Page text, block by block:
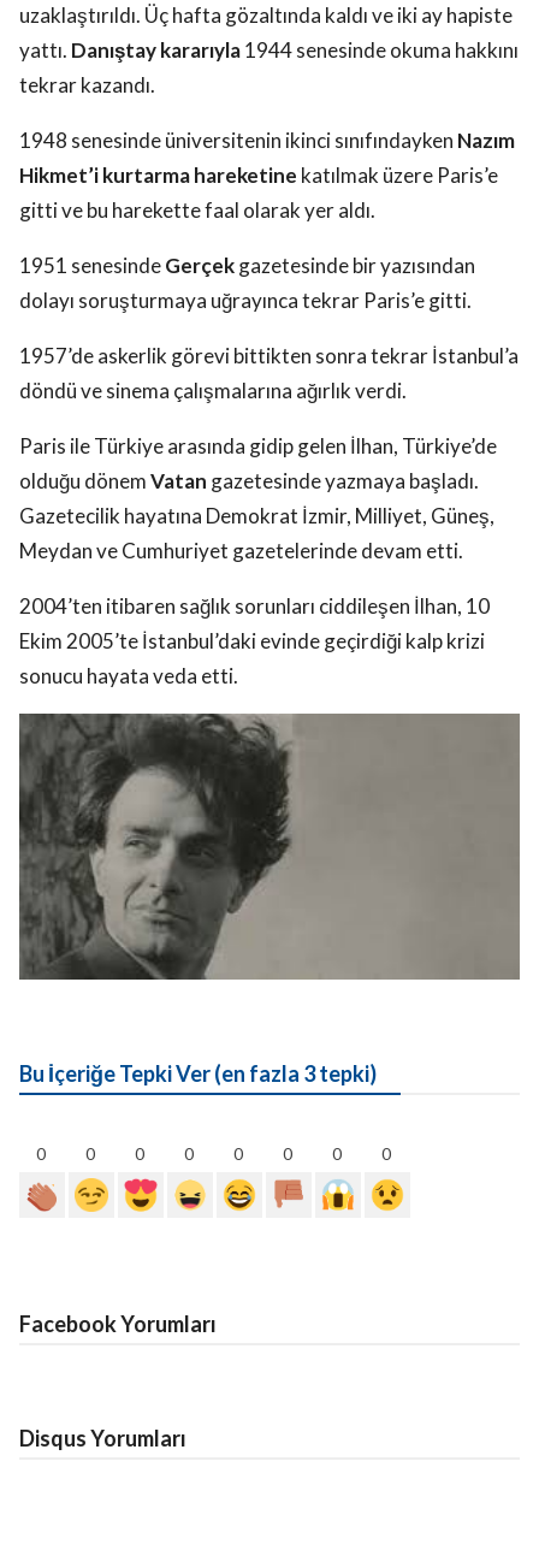
uzaklaştırıldı. Üç hafta gözaltında kaldı ve iki ay hapiste
yattı. Danıştay kararıyla1944 senesinde okuma hakkını
tekrar kazandı.
1948 senesinde üniversitenin ikinci sınıfındayken Nazım
Hikmet’i kurtarma hareketine katılmak üzere Paris’e
gitti ve bu harekette faal olarak yer aldı.
1951 senesindeGerçekgazetesinde bir yazısından
dolayı soruşturmaya uğrayınca tekrar Paris’e gitti.
1957’de askerlik görevi bittikten sonra tekrar İstanbul’a
döndü ve sinema çalışmalarına ağırlık verdi.
Paris ile Türkiye arasında gidip gelen İlhan, Türkiye’de
olduğu dönemVatan gazetesinde yazmaya başladı.
Gazetecilik hayatına Demokrat İzmir, Milliyet, Güneş,
Meydan ve Cumhuriyet gazetelerinde devam etti.
2004’ten itibaren sağlık sorunları ciddileşen İlhan, 10
Ekim 2005’te İstanbul’daki evinde geçirdiği kalp krizi
sonucu hayata veda etti.
Bu İçeriğe Tepki Ver (en fazla 3 tepki)
0 0 0 0 0 0 0 0
Facebook Yorumları
Disqus Yorumları